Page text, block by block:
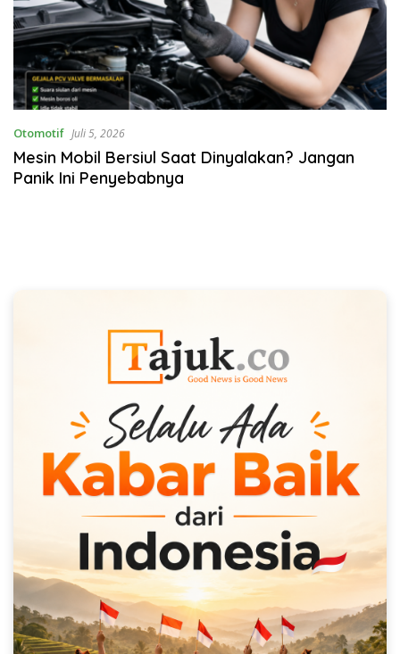
Otomotif Juli 5, 2026
Mesin Mobil Bersiul Saat Dinyalakan? Jangan
Panik Ini Penyebabnya